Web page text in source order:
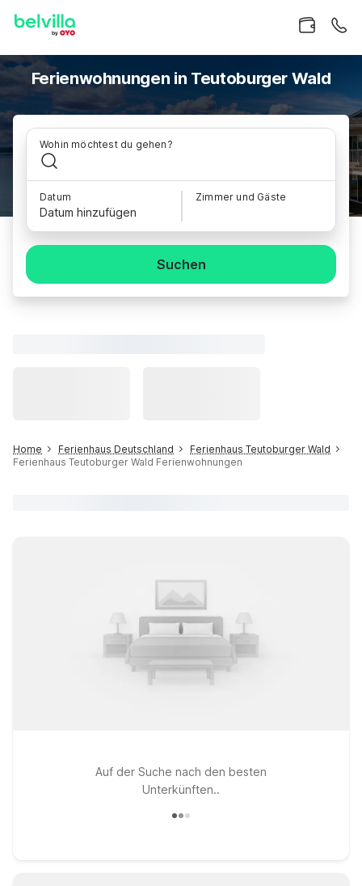
Ferienwohnungen in Teutoburger Wald
Wohin möchtest du gehen?
Datum
Datum hinzufügen
Zimmer und Gäste
Suchen
Home Ferienhaus Deutschland
Ferienhaus Teutoburger Wald
Ferienhaus Teutoburger Wald Ferienwohnungen
Auf der Suche nach den besten
Unterkünften..